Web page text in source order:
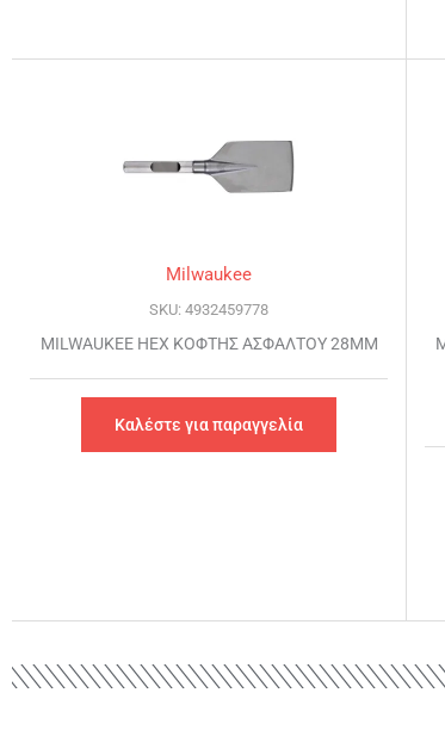
Milwaukee
SKU: 4932459778
MILWAUKEE HEX ΚΟΦΤΗΣ ΑΣΦΑΛΤΟΥ 28MM
Καλέστε για παραγγελία